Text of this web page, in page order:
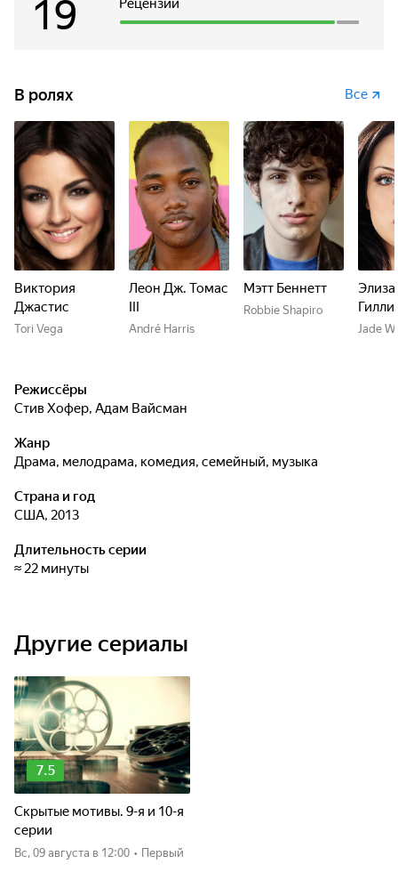
Рецензии
19
В ролях Все
Виктория
Джастис
Tori Vega
Леон Дж. Томас
III
André Harris
Мэтт Беннетт
Robbie Shapiro
Jade
Режиссёры
Стив Хофер, Адам Вайсман
Жанр
драма, мелодрама, комедия, семейный, музыка
Страна и год
США, 2013
Длительность серии
≈ 22 минуты
Другие сериалы
7.5
Скрытые мотивы. 9-я и 10-я
серии
вс, 09 августа в 12:00 • Первый